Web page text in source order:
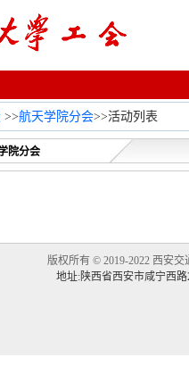
>>航天学院分会>>活动列表
院分会
版权所有 © 2019-2022 西安交
地址:陕西省西安市咸宁西